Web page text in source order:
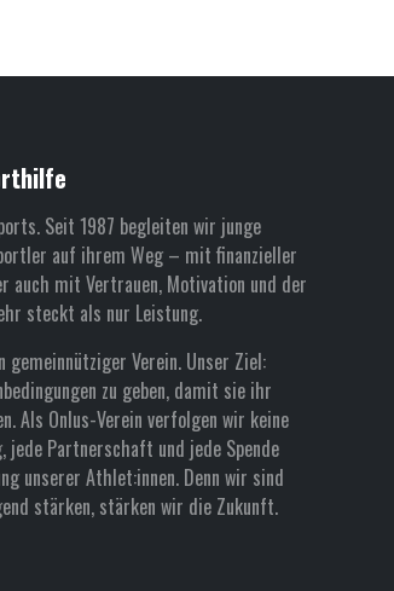
Seit 1987 begleiten wir junge
auf ihrem Weg – mit finanzieller
auch mit Vertrauen, Motivation und der
steckt als nur Leistung.
Verein. Unser Ziel:
zu geben, damit sie ihr
Als Onlus-Verein verfolgen wir keine
jede Partnerschaft und jede Spende
unserer Athlet:innen. Denn wir sind
stärken, stärken wir die Zukunft.